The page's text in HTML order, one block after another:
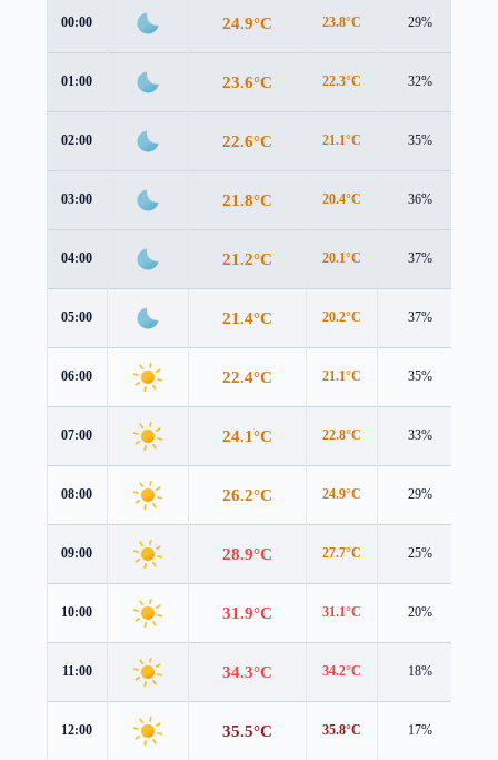
00:00 24.9°C 23.8°C 29%
01:00 23.6°C 22.3°C 32%
02:00 22.6°C 21.1°C 35%
03:00 21.8°C 20.4°C 36%
04:00 21.2°C 20.1°C 37%
05:00 21.4°C 20.2°C 37%
06:00 22.4°C 21.1°C 35%
07:00 24.1°C 22.8°C 33%
08:00 26.2°C 24.9°C 29%
09:00 28.9°C 27.7°C 25%
10:00 31.9°C 31.1°C 20%
11:00 34.3°C 34.2°C 18%
12:00 35.5°C 35.8°C 17%